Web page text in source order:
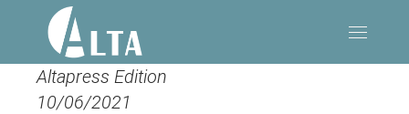
Altapress Edition
10/06/2021